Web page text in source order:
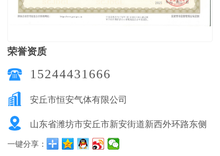
荣誉资质
15244431666
安丘市恒安气体有限公司
山东省潍坊市安丘市新安街道新西外环路东侧
一键分享：